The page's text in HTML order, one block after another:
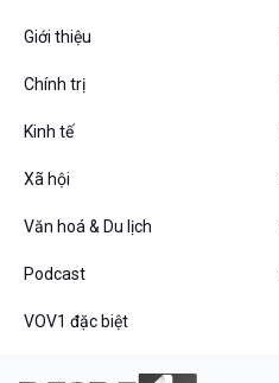
Chân dung cuộc sống
Giới thiệu
Chính trị
Kinh tế
Xã hội
Văn hoá & Du lịch
Podcast
VOV1 đặc biệt